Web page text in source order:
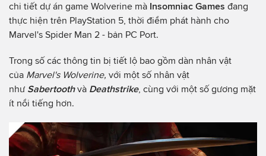
chi tiết dự án game Wolverine mà Insomniac Games đang
thực hiện trên PlayStation 5, thời điểm phát hành cho
Marvel's Spider Man 2 - bản PC Port.
Trong số các thông tin bị tiết lộ bao gồm dàn nhân vật
của Marvel's Wolverine, với một số nhân vật
như Sabertoothvà Deathstrike, cùng với một số gương mặt
ít nổi tiếng hơn.